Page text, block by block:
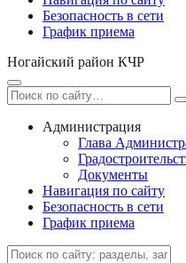
Безопасность в сети
График приема
Ногайский район КЧР
Администрация
Глава
Документы
Навигация по сайту
Безопасность в сети
График приема